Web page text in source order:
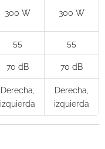
300 W 300 W
55 55
70 dB 70 dB
Derecha,
izquierda
Derecha,
izquierda